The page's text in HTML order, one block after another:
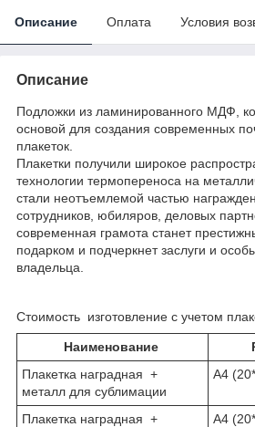
Описание Оплата Условия
Описание
Подложки из ламинированного МДФ,
основой для создания современных
плакеток.
Плакетки получили широкое
технологии термопереноса на
стали неотъемлемой частью
сотрудников, юбиляров, деловых
современная грамота станет
подарком и подчеркнет заслуги и
владельца.
Стоимость изготовление с учетом
Наименование
Плакетка наградная +
металл для сублимации
А4
Плакетка наградная +
А4